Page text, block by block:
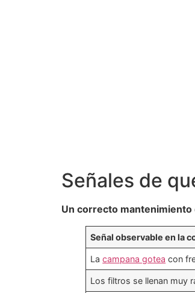
Señales de
Un correcto mantenimiento
Señal observable en la
Lacampana gotea con
Los filtros se llenan muy